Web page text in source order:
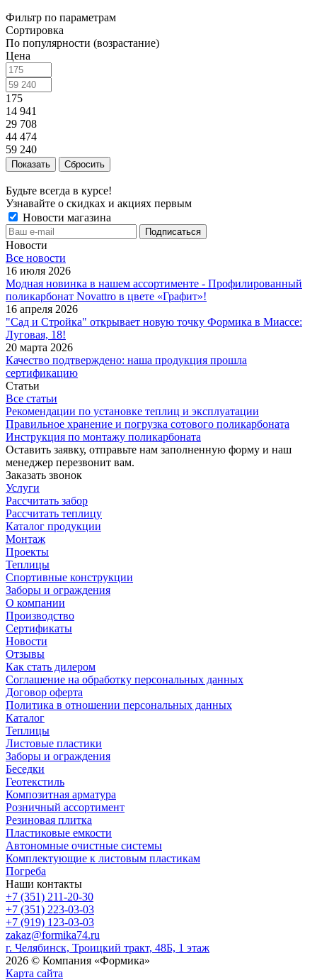
Фильтр по параметрам
Сортировка
По популярности (возрастание)
Цена
175
14 941
29 708
44 474
59 240
Сбросить
Будьте всегда в курсе!
Узнавайте о скидках и акциях первым
Новости магазина
Новости
Все новости
16 июля 2026
Модная новинка в нашем ассортименте - Профилированный
поликарбонат Novattro в цвете «Графит»!
16 апреля 2026
"Сад и Стройка" открывает новую точку Формика в Миассе:
Луговая, 18!
20 марта 2026
Качество подтверждено: наша продукция прошла
сертификацию
Статьи
Все статьи
Рекомендации по установке теплиц и эксплуатации
Правильное хранение и погрузка сотового поликарбоната
Инструкция по монтажу поликарбоната
Оставить заявку, отправьте нам заполненную форму и наш
менеджер перезвонит вам.
Заказать звонок
Услуги
Рассчитать забор
Рассчитать теплицу
Каталог продукции
Монтаж
Проекты
Теплицы
Спортивные конструкции
Заборы и ограждения
О компании
Производство
Сертификаты
Новости
Отзывы
Как стать дилером
Соглашение на обработку персональных данных
Договор оферта
Политика в отношении персональных данных
Каталог
Теплицы
Листовые пластики
Заборы и ограждения
Беседки
Геотекстиль
Композитная арматура
Розничный ассортимент
Резиновая плитка
Пластиковые емкости
Автономные очистные системы
Комплектующие к листовым пластикам
Погреба
Наши контакты
+7 (351) 211-20-30
+7 (351) 223-03-03
+7 (919) 123-03-03
zakaz@formika74.ru
г. Челябинск, Троицкий тракт, 48Б, 1 этаж
2026 © Компания «Формика»
Карта сайта